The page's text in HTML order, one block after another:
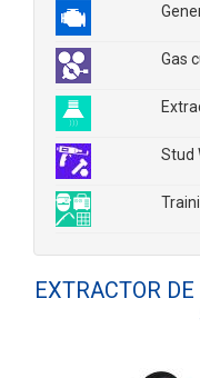
Gas
Stud
EXTRACTOR